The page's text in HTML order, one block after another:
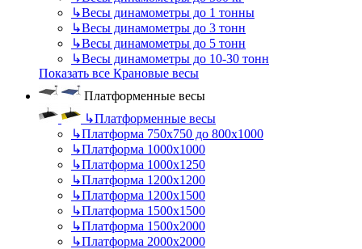
↳Весы динамометры до 1 тонны
↳Весы динамометры до 3 тонн
↳Весы динамометры до 5 тонн
↳Весы динамометры до 10-30 тонн
Показать все Крановые весы
Платформенные весы
↳Платформенные весы
↳Платформа 750х750 до 800х1000
↳Платформа 1000х1000
↳Платформа 1000х1250
↳Платформа 1200х1200
↳Платформа 1200х1500
↳Платформа 1500х1500
↳Платформа 1500х2000
↳Платформа 2000х2000